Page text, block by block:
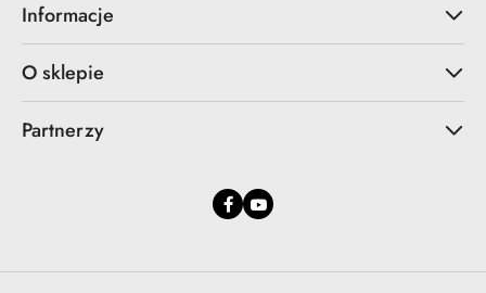
Informacje
O sklepie
Partnerzy